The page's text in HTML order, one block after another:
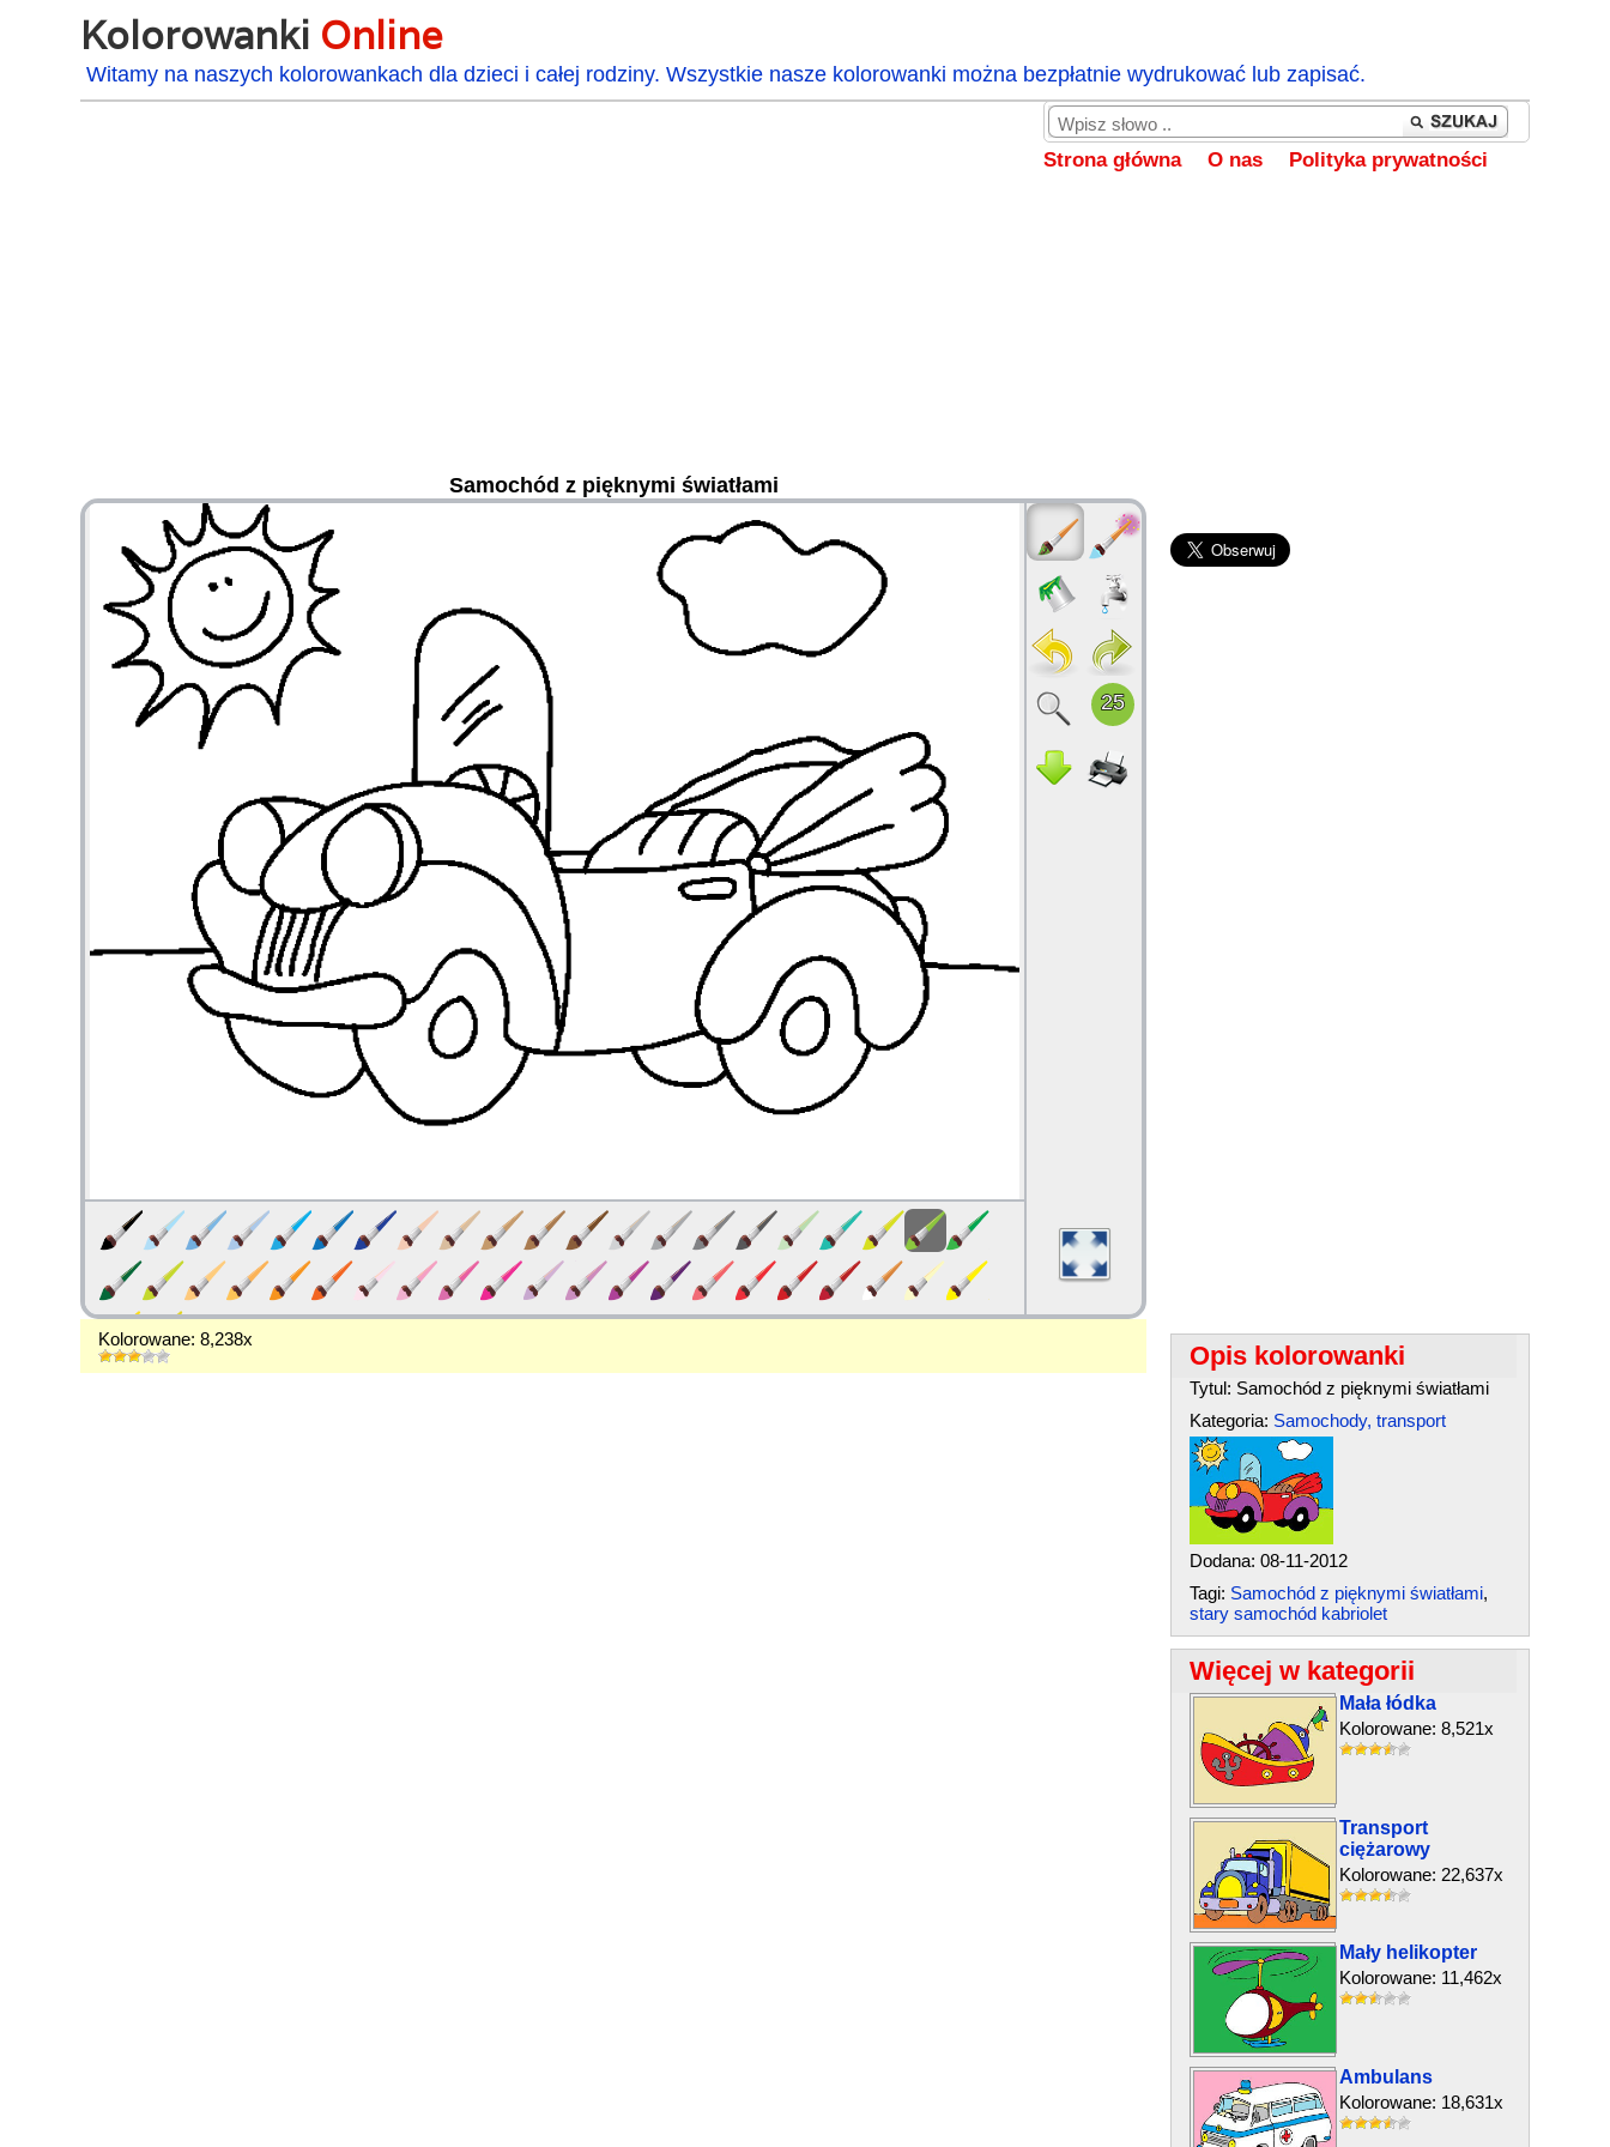
Kolorowanki Online
Witamy na naszych kolorowankach dla dzieci i całej rodziny. Wszystkie nasze kolorowanki można bezpłatnie wydrukować lub zapisać.
Strona główna O nas Polityka prywatności
Samochód z pięknymi światłami
Kolorowane: 8,238x
Opis kolorowanki
Tytul: Samochód z pięknymi światłami
Kategoria: Samochody, transport
Dodana: 08-11-2012
Tagi: Samochód z pięknymi światłami,
stary samochód kabriolet
Więcej w kategorii
Mała łódka
Kolorowane: 8,521x
Transport
ciężarowy
Kolorowane: 22,637x
Mały helikopter
Kolorowane: 11,462x
Ambulans
Kolorowane: 18,631x